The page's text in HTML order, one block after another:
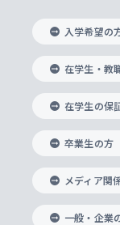
経済学部
外国語
総合グロ
国際教
キリス
身体知
思考と
データサ
言語教
上智大学
グロー
上智大
海外で
学びのサ
大学院
神学研
助産学専
生涯学習
国際言
グロー
比較文化
ヨーロ
知的財産
研究支援
重点領
研究活動
課外教
ボラン
グローバ
学生の相
心身の
ハラス
障がい
キャリア形
キャリ
住まいの
入れの方針
科目等履
研究生・
交換留学
ノンディ
理事長・
学長・
上智大学
上智大
上智大
ソフィ
グローバ
上智大
上智大学
学校法人
入学希望の
在学生・教
在学生の保
卒業生の方
メディア関
一般・企業